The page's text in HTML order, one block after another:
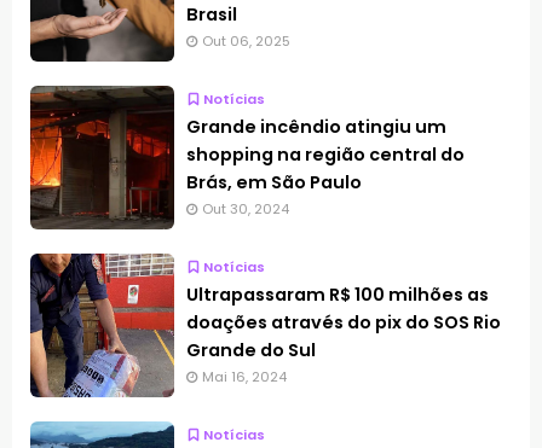
Brasil
Out 06, 2025
Notícias
Grande incêndio atingiu um
shopping na região central do
Brás, em São Paulo
Out 30, 2024
Notícias
Ultrapassaram R$ 100 milhões as
doações através do pix do SOS Rio
Grande do Sul
Mai 16, 2024
Notícias